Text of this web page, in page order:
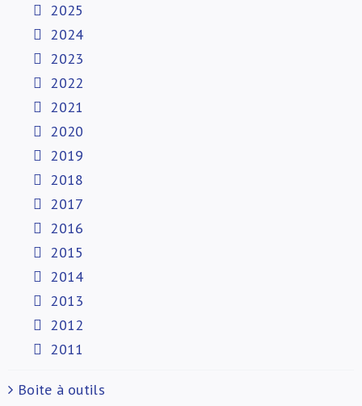
2025
2024
2023
2022
2021
2020
2019
2018
2017
2016
2015
2014
2013
2012
2011
Boite à outils